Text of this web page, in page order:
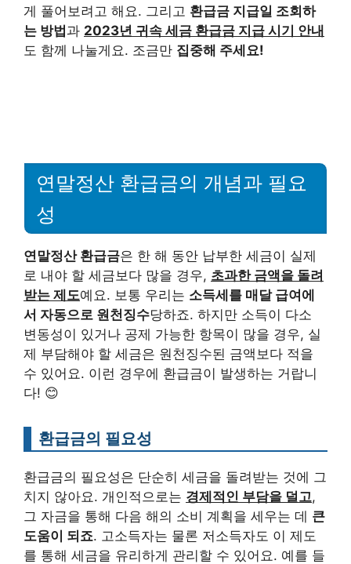
게 풀어보려고 해요. 그리고 환급금 지급일 조회하
는 방법과 2023년 귀속 세금 환급금 지급 시기 안내
도 함께 나눌게요. 조금만 집중해 주세요!
연말정산 환급금의 개념과 필요
성
연말정산 환급금은 한 해 동안 납부한 세금이 실제
로 내야 할 세금보다 많을 경우, 초과한 금액을 돌려
받는 제도예요. 보통 우리는 소득세를 매달 급여에
서 자동으로 원천징수당하죠. 하지만 소득이 다소
변동성이 있거나 공제 가능한 항목이 많을 경우, 실
제 부담해야 할 세금은 원천징수된 금액보다 적을
수 있어요. 이런 경우에 환급금이 발생하는 거랍니
다! 😊
환급금의 필요성
환급금의 필요성은 단순히 세금을 돌려받는 것에 그
치지 않아요. 개인적으로는 경제적인 부담을 덜고,
그 자금을 통해 다음 해의 소비 계획을 세우는 데 큰
도움이 되죠. 고소득자는 물론 저소득자도 이 제도
를 통해 세금을 유리하게 관리할 수 있어요. 예를 들